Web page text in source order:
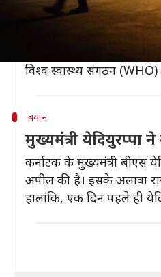
नए स्ट्रेन के कारण
के कारण UK के कई
हालांकि, अभी तक ऐसा
विश्व स्वास्थ्य संगठन
बयान
मुख्यमंत्री येदियुरप्पा
कर्नाटक के मुख्यमंत्री बीएस
अपील की है। इसके अलावा
हालांकि, एक दिन पहले ही